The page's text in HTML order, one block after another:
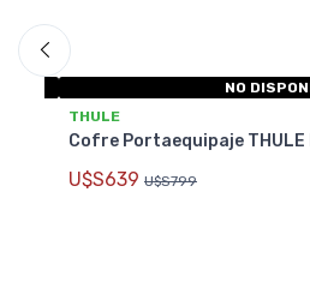
NO
THULE
Cofre Portaequipaje THULE
U$S639 U$S799